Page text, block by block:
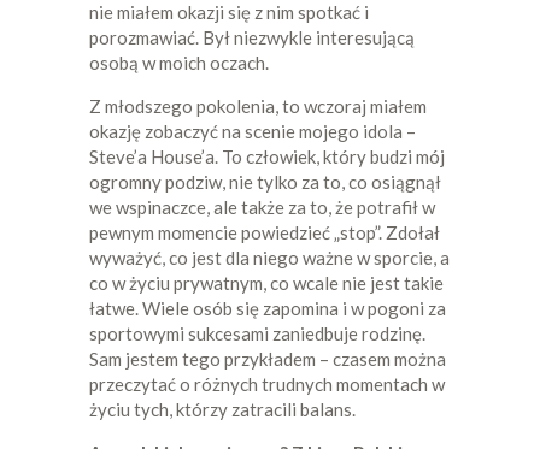
nie miałem okazji się z nim spotkać i
porozmawiać. Był niezwykle interesującą
osobą w moich oczach.
Z młodszego pokolenia, to wczoraj miałem
okazję zobaczyć na scenie mojego idola –
Steve’a House’a. To człowiek, który budzi mój
ogromny podziw, nie tylko za to, co osiągnął
we wspinaczce, ale także za to, że potrafił w
pewnym momencie powiedzieć „stop”. Zdołał
wyważyć, co jest dla niego ważne w sporcie, a
co w życiu prywatnym, co wcale nie jest takie
łatwe. Wiele osób się zapomina i w pogoni za
sportowymi sukcesami zaniedbuje rodzinę.
Sam jestem tego przykładem – czasem można
przeczytać o różnych trudnych momentach w
życiu tych, którzy zatracili balans.